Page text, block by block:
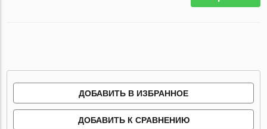
ДОБАВИТЬ В ИЗБРАННОЕ
ДОБАВИТЬ К СРАВНЕНИЮ